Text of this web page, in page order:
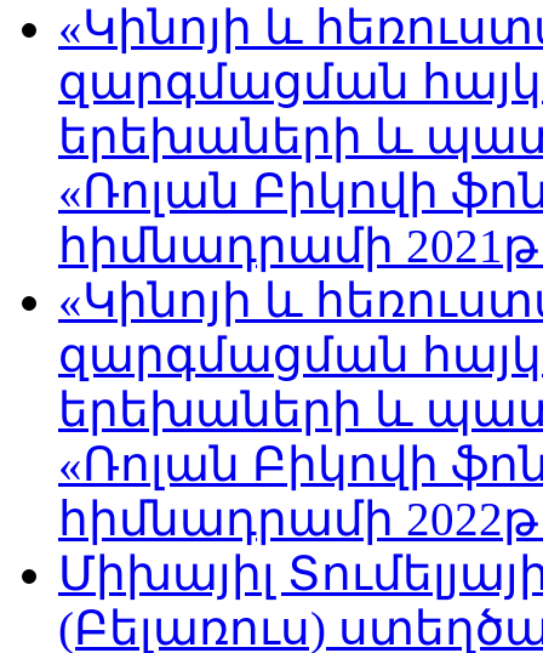
«Կինոյի և
զարգմացման
երեխաների և
«Ռոլան Բիկովի
հիմնադրամի
«Կինոյի և
զարգմացման
երեխաների և
«Ռոլան Բիկովի
հիմնադրամի
Միխայիլ
(Բելառուս)